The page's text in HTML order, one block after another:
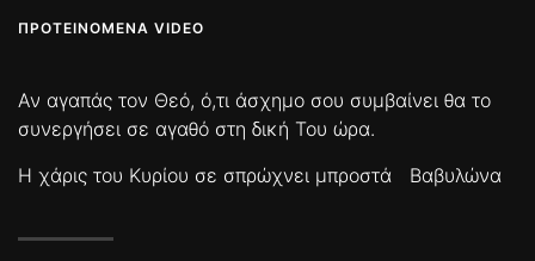
ΠΡΟΤΕΙΝΌΜΕΝΑ VIDEO
Αν αγαπάς τον Θεό, ό,τι άσχημο σου συμβαίνει θα το
συνεργήσει σε αγαθό στη δική Του ώρα.
Η χάρις του Κυρίου σε σπρώχνει μπροστά
Βαβυλώνα